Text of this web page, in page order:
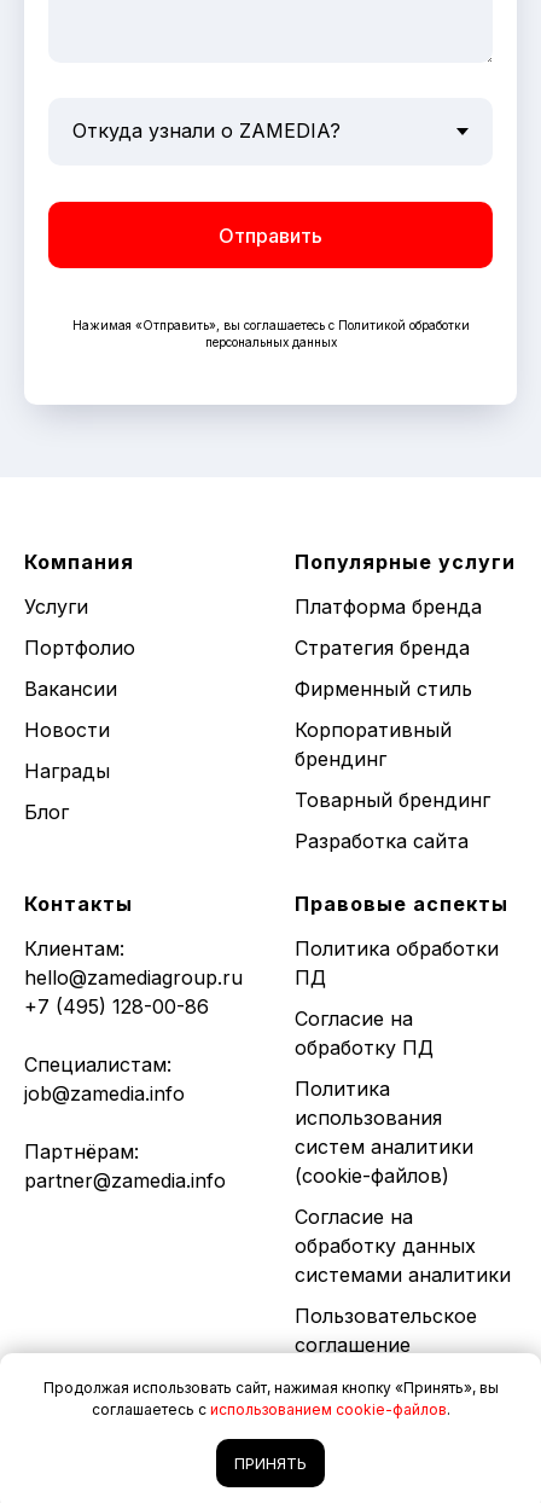
Отправить
Нажимая «Отправить», вы соглашаетесь с Политикой обработки
персональных данных
Компания
Услуги
Портфолио
Вакансии
Новости
Награды
Блог
Популярные услуги
Платформа бренда
Стратегия бренда
Фирменный стиль
Корпоративный
брендинг
Товарный брендинг
Разработка сайта
Контакты
Клиентам:
hello@zamediagroup.ru
+7 (495) 128-00-86
Специалистам:
job@zamedia.info
Партнёрам:
partner@zamedia.info
Правовые аспекты
Политика обработки
ПД
Согласие на
обработку ПД
Политика
использования
систем аналитики
(cookie-файлов)
Согласие на
обработку данных
системами аналитики
Пользовательское
соглашение
© 2026. Все права
Разработка сайта
Продолжая использовать сайт, нажимая кнопку «Принять», вы
соглашаетесь с использованием cookie-файлов.
ПРИНЯТЬ